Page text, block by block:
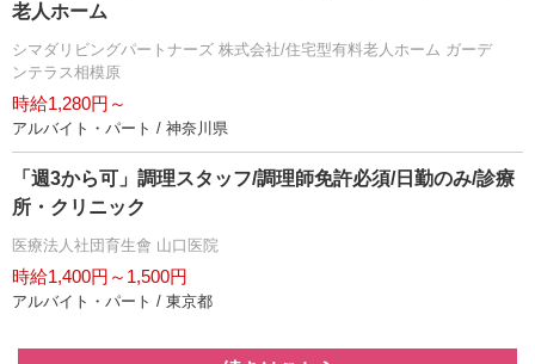
老人ホーム
シマダリビングパートナーズ 株式会社/住宅型有料老人ホーム ガーデ
ンテラス相模原
時給1,280円～
アルバイト・パート / 神奈川県
「週3から可」調理スタッフ/調理師免許必須/日勤のみ/診療
所・クリニック
医療法人社団育生會 山口医院
時給1,400円～1,500円
アルバイト・パート / 東京都